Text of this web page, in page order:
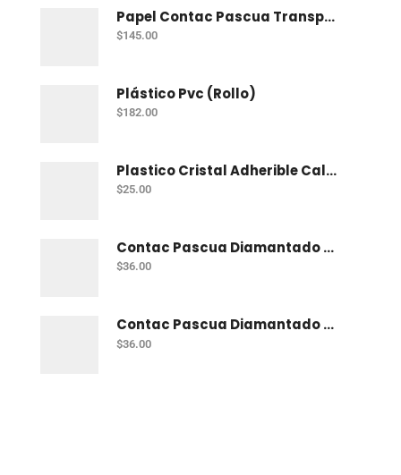
Papel Contac Pascua Transparente 45 Cm X 20 Mt
$145.00
Plástico Pvc (Rollo)
$182.00
Plastico Cristal Adherible Cal. 4 Mt
$25.00
Contac Pascua Diamantado 2 Mt Fiusha
$36.00
Contac Pascua Diamantado 2 Mt Dorado
$36.00